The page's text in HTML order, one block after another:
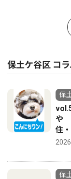
保土ケ谷区 コ
保
や
住
保